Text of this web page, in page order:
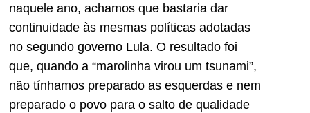
naquele ano, achamos que bastaria dar
continuidade às mesmas políticas adotadas
no segundo governo Lula. O resultado foi
que, quando a “marolinha virou um tsunami”,
não tínhamos preparado as esquerdas e nem
preparado o povo para o salto de qualidade